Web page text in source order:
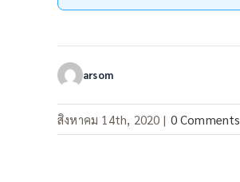
arsom
สิงหาคม 14th, 2020 | 0 Comments